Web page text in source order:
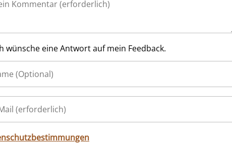
wünsche eine Antwort auf mein Feedback.